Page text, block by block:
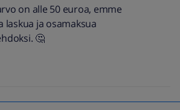
on alle 50 euroa, emme
ja osamaksua
🤔